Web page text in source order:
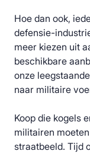
Hoe dan ook,
defensie-
meer kiezen uit
beschikbare
onze
naar militaire
Koop die kogels
militairen
straatbeeld. Tijd